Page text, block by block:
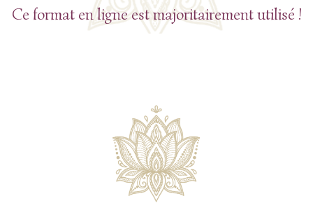
Ce format en ligne est majoritairement utilisé !